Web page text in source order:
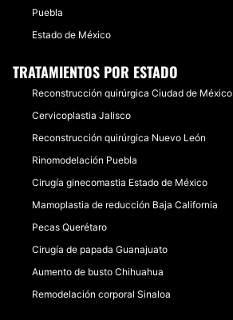
Puebla
Estado de México
TRATAMIENTOS POR ESTADO
Reconstrucción quirúrgica Ciudad de México
Cervicoplastia Jalisco
Reconstrucción quirúrgica Nuevo León
Rinomodelación Puebla
Cirugía ginecomastia Estado de México
Mamoplastia de reducción Baja California
Pecas Querétaro
Cirugía de papada Guanajuato
Aumento de busto Chihuahua
Remodelación corporal Sinaloa